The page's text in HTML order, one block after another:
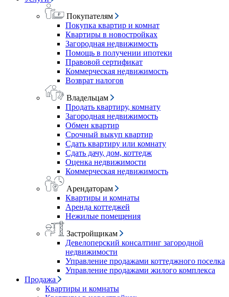
Покупателям
Покупка квартир и комнат
Квартиры в новостройках
Загородная недвижимость
Помощь в получении ипотеки
Правовой сертификат
Коммерческая недвижимость
Возврат налогов
Владельцам
Продать квартиру, комнату
Загородная недвижимость
Обмен квартир
Срочный выкуп квартир
Сдать квартиру или комнату
Сдать дачу, дом, коттедж
Оценка недвижимости
Коммерческая недвижимость
Арендаторам
Квартиры и комнаты
Аренда коттеджей
Нежилые помещения
Застройщикам
Девелоперский консалтинг загородной
недвижимости
Управление продажами коттеджного поселка
Управление продажами жилого комплекса
Продажа
Квартиры и комнаты